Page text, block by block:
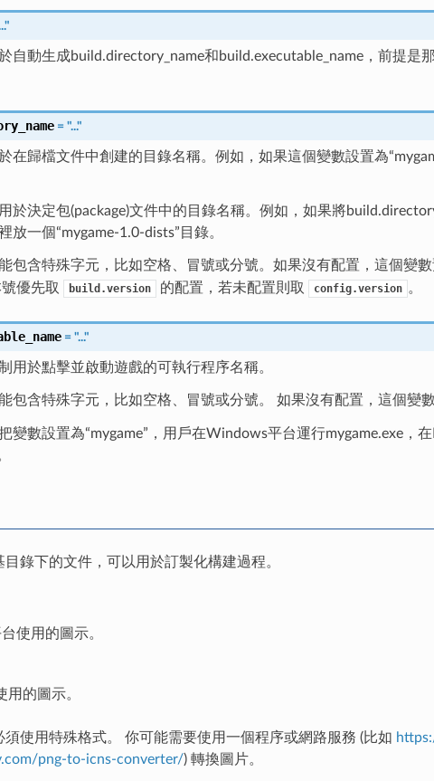
自動生成build.directory_name和build.executable_name，前提是
= "..."
在歸檔文件中創建的目錄名稱。例如，如果這個變數設置為
於決定包(package)文件中的目錄名稱。例如，如果將
放一個“mygame-1.0-dists”目錄。
包含特殊字元，比如空格、冒號或分號。如果沒有配置，這個變數
優先取
build.version 的配置，若未配置則取 config.version 。
= "..."
用於點擊並啟動遊戲的可執行程序名稱。
包含特殊字元，比如空格、冒號或分號。 如果沒有配置，這個變
變數設置為“mygame”，用戶在Windows平台運行mygame.exe，
錄下的文件，可以用於訂製化構建過程。
使用的圖示。
用的圖示。
須使用特殊格式。 你可能需要使用一個程序或網路服務 (比如
png-to-icns-converter/) 轉換圖片。